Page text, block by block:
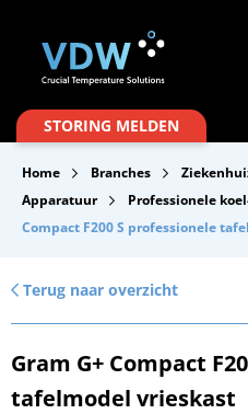
Producten
Branches
Merken
Over VDW
Service & Onderhoud
Downloads
STORING MELDEN
Home Branches
Apparatuur
Professionele
Compact F200 S professionele
Terug naar overzicht
Gram G+ Compact
tafelmodel vrieskast